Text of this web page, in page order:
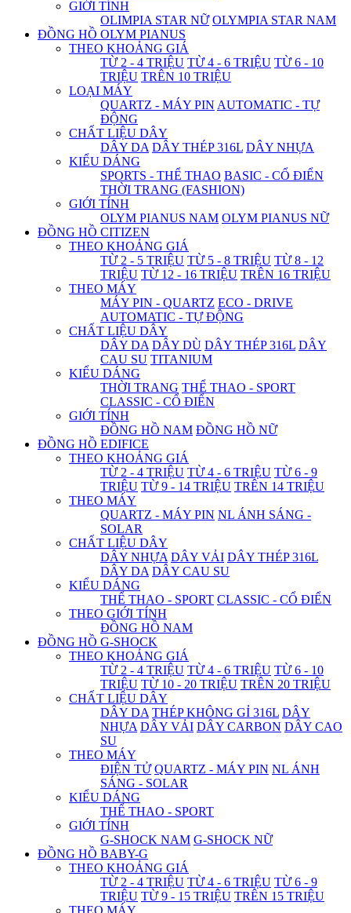
GIỚI TÍNH
OLIMPIA STAR NỮ OLYMPIA STAR NAM
ĐỒNG HỒ OLYM PIANUS
THEO KHOẢNG GIÁ
TỪ 2 - 4 TRIỆU TỪ 4 - 6 TRIỆU TỪ 6 - 10
TRIỆU TRÊN 10 TRIỆU
LOẠI MÁY
QUARTZ - MÁY PIN AUTOMATIC - TỰ
ĐỘNG
CHẤT LIỆU DÂY
DÂY DA DÂY THÉP 316L DÂY NHỰA
KIỂU DÁNG
SPORTS - THỂ THAO BASIC - CỔ ĐIỂN
THỜI TRANG (FASHION)
GIỚI TÍNH
OLYM PIANUS NAM OLYM PIANUS NỮ
ĐỒNG HỒ CITIZEN
THEO KHOẢNG GIÁ
TỪ 2 - 5 TRIỆU TỪ 5 - 8 TRIỆU TỪ 8 - 12
TRIỆU TỪ 12 - 16 TRIỆU TRÊN 16 TRIỆU
THEO MÁY
MÁY PIN - QUARTZ ECO - DRIVE
AUTOMATIC - TỰ ĐỘNG
CHẤT LIỆU DÂY
DÂY DA DÂY DÙ DÂY THÉP 316L DÂY
CAU SU TITANIUM
KIỂU DÁNG
THỜI TRANG THỂ THAO - SPORT
CLASSIC - CỔ ĐIỂN
GIỚI TÍNH
ĐỒNG HỒ NAM ĐỒNG HỒ NỮ
ĐỒNG HỒ EDIFICE
THEO KHOẢNG GIÁ
TỪ 2 - 4 TRIỆU TỪ 4 - 6 TRIỆU TỪ 6 - 9
TRIỆU TỪ 9 - 14 TRIỆU TRÊN 14 TRIỆU
THEO MÁY
QUARTZ - MÁY PIN NL ÁNH SÁNG -
SOLAR
CHẤT LIỆU DÂY
DÂY NHỰA DÂY VẢI DÂY THÉP 316L
DÂY DA DÂY CAU SU
KIỂU DÁNG
THỂ THAO - SPORT CLASSIC - CỔ ĐIỂN
THEO GIỚI TÍNH
ĐỒNG HỒ NAM
ĐỒNG HỒ G-SHOCK
THEO KHOẢNG GIÁ
TỪ 2 - 4 TRIỆU TỪ 4 - 6 TRIỆU TỪ 6 - 10
TRIỆU TỪ 10 - 20 TRIỆU TRÊN 20 TRIỆU
CHẤT LIỆU DÂY
DÂY DA THÉP KHÔNG GỈ 316L DÂY
NHỰA DÂY VẢI DÂY CARBON DÂY CAO
SU
THEO MÁY
ĐIỆN TỬ QUARTZ - MÁY PIN NL ÁNH
SÁNG - SOLAR
KIỂU DÁNG
THỂ THAO - SPORT
GIỚI TÍNH
G-SHOCK NAM G-SHOCK NỮ
ĐỒNG HỒ BABY-G
THEO KHOẢNG GIÁ
TỪ 2 - 4 TRIỆU TỪ 4 - 6 TRIỆU TỪ 6 - 9
TRIỆU TỪ 9 - 15 TRIỆU TRÊN 15 TRIỆU
THEO MÁY